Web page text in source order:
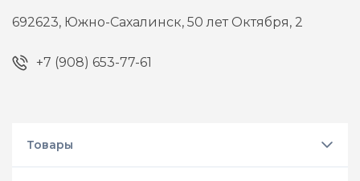
692623, Южно-Сахалинск,50 лет Октября, 2
+7 (908) 653-77-61
Товары